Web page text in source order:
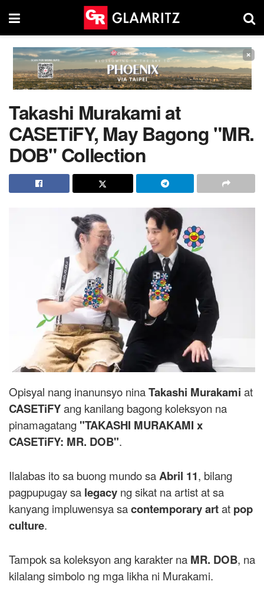
×
Takashi Murakami at
CASETiFY, May Bagong "MR.
DOB" Collection
Opisyal nang inanunsyo ninaTakashi Murakami at
CASETiFYang kanilang bagong koleksyon na
pinamagatang "TAKASHI MURAKAMI x
CASETiFY: MR. DOB".
Ilalabas ito sa buong mundo saAbril 11, bilang
pagpupugay sa legacy ng sikat na artist at sa
kanyang impluwensya sacontemporary artat pop
culture.
Tampok sa koleksyon ang karakter na MR. DOB, na
kilalang simbolo ng mga likha ni Murakami.